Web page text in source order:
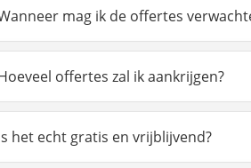
mag ik de offertes
offertes zal ik aankrijgen?
het echt gratis en vrijblijvend?